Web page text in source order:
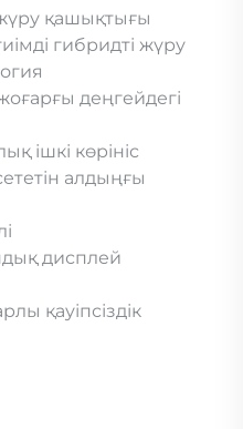
қашықтығы
гибридті жүру
деңгейдегі
ішкі көрініс
алдыңғы
дисплей
қауіпсіздік